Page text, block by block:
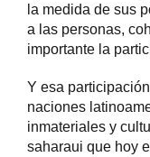
la medida de sus
a las personas,
importante la
Y esa
naciones
inmateriales y
saharaui que hoy